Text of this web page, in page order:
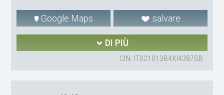
Google Maps salvare
DI PIÙ
CIN: IT021013B4XI4387SB